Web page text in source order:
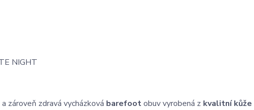
NIGHT
zároveň zdravá vycházková barefootobuv vyrobená z kvalitní kůže